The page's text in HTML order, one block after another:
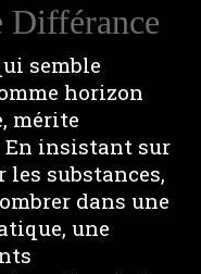
Différance
semble
horizon
mérite
En insistant sur
substances,
dans une
une